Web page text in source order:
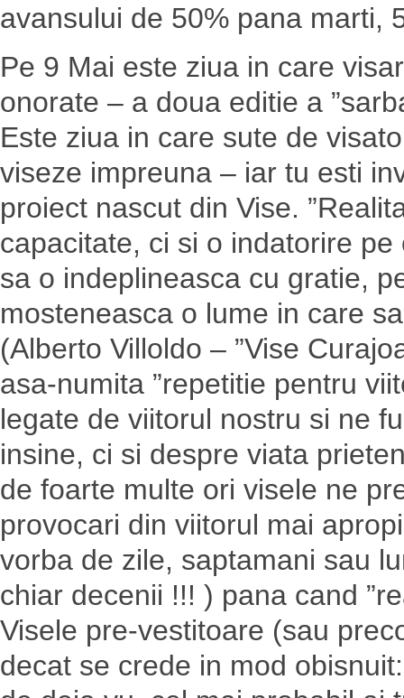
avansului de 50% pana marti,
Pe 9 Mai este ziua in care
onorate – a doua editie a
Este ziua in care sute de
viseze impreuna – iar tu esti
proiect nascut din Vise.
capacitate, ci si o indatorire
sa o indeplineasca cu gratie,
mosteneasca o lume in care
(Alberto Villoldo – ”Vise
asa-numita ”repetitie pentru
legate de viitorul nostru si ne
insine, ci si despre viata
de foarte multe ori visele ne
provocari din viitorul mai
vorba de zile, saptamani sau
chiar decenii !!! ) pana cand
Visele pre-vestitoare (sau
decat se crede in mod